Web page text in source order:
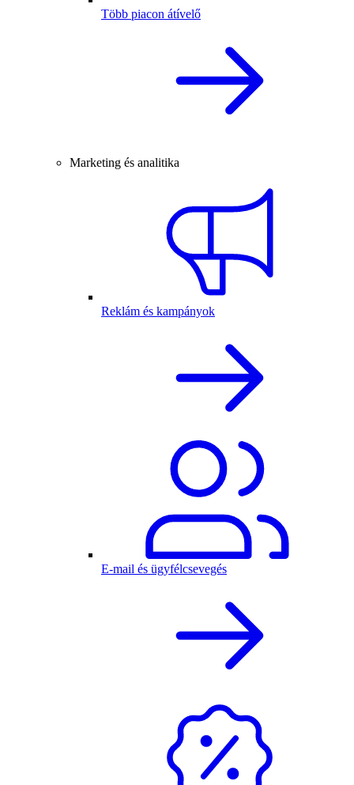
Több piacon átívelő
Marketing és analitika
Reklám és kampányok
E-mail és ügyfélcsevegés